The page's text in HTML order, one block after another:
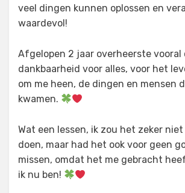
veel dingen kunnen oplossen en
waardevol!
Afgelopen 2 jaar overheerste vooral
dankbaarheid voor alles, voor het
om me heen, de dingen en mensen
kwamen.
Wat een lessen, ik zou het zeker
doen, maar had het ook voor geen
missen, omdat het me gebracht
ik nu ben!